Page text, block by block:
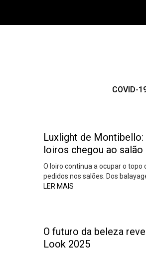
COVID-
Luxlight de Montibello:
loiros chegou ao salão
O loiro continua a ocupar o topo
pedidos nos salões. Dos
LER MAIS
O futuro da beleza
Look 2025